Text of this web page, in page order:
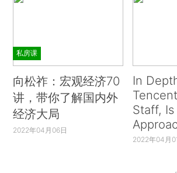
私房课
向松祚：宏观经济70
讲，带你了解国内外
经济大局
2022年04月06日
In
Staff, Is
2022年04月